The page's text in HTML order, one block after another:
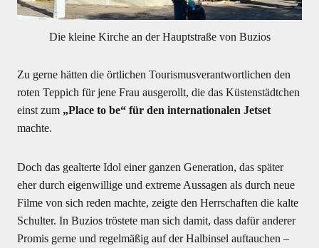
Die kleine Kirche an der Hauptstraße von Buzios
Zu gerne hätten die örtlichen Tourismusverantwortlichen den
roten Teppich für jene Frau ausgerollt, die das Küstenstädtchen
einst zum „Place to be“ für den internationalen Jetset
machte.
Doch das gealterte Idol einer ganzen Generation, das später
eher durch eigenwillige und extreme Aussagen als durch neue
Filme von sich reden machte, zeigte den Herrschaften die kalte
Schulter. In Buzios tröstete man sich damit, dass dafür anderer
Promis gerne und regelmäßig auf der Halbinsel auftauchen –